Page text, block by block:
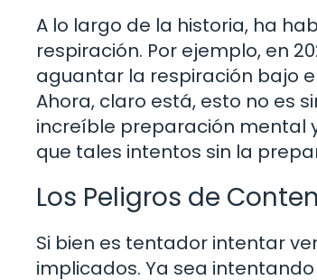
A lo largo de la historia, ha
respiración. Por ejemplo, en
aguantar la respiración bajo
Ahora, claro está, esto no es
increíble preparación mental
que tales intentos sin la
Los Peligros de
Si bien es tentador intentar
implicados. Ya sea